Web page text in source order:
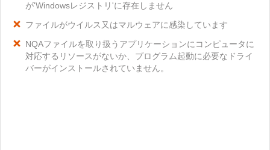
が'Windowsレジストリ'に存在しません
ファイルがウイルス又はマルウェアに感染しています
NQAファイルを取り扱うアプリケーションにコンピュータに
対応するリソースがないか、プログラム起動に必要なドライ
バーがインストールされていません。